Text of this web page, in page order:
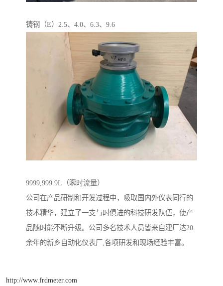
铸钢（E）2.5、4.0、6.3、9.6
9999,999.9L（瞬时流量）
公司在产品研制和开发过程中，吸取国内外仪表同行的
技术精华，建立了一支与时俱进的科技研发队伍，使产
品随时能不断升级。公司多名技术人员皆来自建厂达20
余年的新乡自动化仪表厂,各项研发和现场经验丰富。
http://www.frdmeter.com